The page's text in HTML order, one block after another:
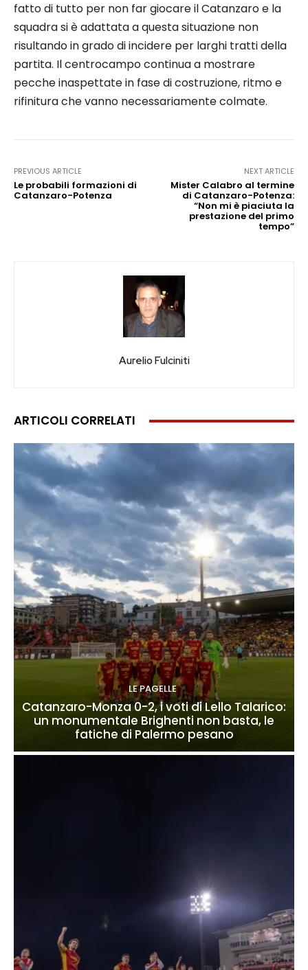
fatto di tutto per non far giocare il Catanzaro e la
squadra si è adattata a questa situazione non
risultando in grado di incidere per larghi tratti della
partita. Il centrocampo continua a mostrare
pecche inaspettate in fase di costruzione, ritmo e
rifinitura che vanno necessariamente colmate.
PREVIOUS ARTICLE
Le probabili formazioni di
Catanzaro-Potenza
NEXT ARTICLE
Mister Calabro al termine
di Catanzaro-Potenza:
“Non mi è piaciuta la
prestazione del primo
tempo”
Aurelio Fulciniti
ARTICOLI CORRELATI
LE PAGELLE
Catanzaro-Monza 0-2, i voti di Lello Talarico:
un monumentale Brighenti non basta, le
fatiche di Palermo pesano